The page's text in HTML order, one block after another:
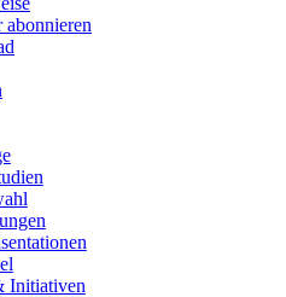
abonnieren
Initiativen